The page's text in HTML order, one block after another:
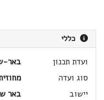
כללי
ועדת תכנון
באר-
סוג ועדה
יישוב
באר